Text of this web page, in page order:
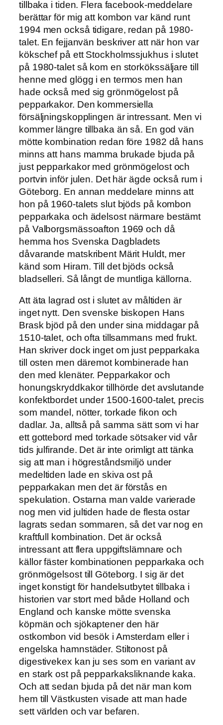
tillbaka i tiden. Flera facebook-meddelare
berättar för mig att kombon var känd runt
1994 men också tidigare, redan på 1980-
talet. En fejjanvän beskriver att när hon var
kökschef på ett Stockholmssjukhus i slutet
på 1980-talet så kom en storkökssäljare till
henne med glögg i en termos men han
hade också med sig grönmögelost på
pepparkakor. Den kommersiella
försäljningskopplingen är intressant. Men vi
kommer längre tillbaka än så. En god vän
mötte kombination redan före 1982 då hans
minns att hans mamma brukade bjuda på
just pepparkakor med grönmögelost och
portvin inför julen. Det här ägde också rum i
Göteborg. En annan meddelare minns att
hon på 1960-talets slut bjöds på kombon
pepparkaka och ädelsost närmare bestämt
på Valborgsmässoafton 1969 och då
hemma hos Svenska Dagbladets
dåvarande matskribent Märit Huldt, mer
känd som Hiram. Till det bjöds också
bladselleri. Så långt de muntliga källorna.
Att äta lagrad ost i slutet av måltiden är
inget nytt. Den svenske biskopen Hans
Brask bjöd på den under sina middagar på
1510-talet, och ofta tillsammans med frukt.
Han skriver dock inget om just pepparkaka
till osten men däremot kombinerade han
den med klenäter. Pepparkakor och
honungskryddkakor tillhörde det avslutande
konfektbordet under 1500-1600-talet, precis
som mandel, nötter, torkade fikon och
dadlar. Ja, alltså på samma sätt som vi har
ett gottebord med torkade sötsaker vid vår
tids julfirande. Det är inte orimligt att tänka
sig att man i högreståndsmiljö under
medeltiden lade en skiva ost på
pepparkakan men det är förstås en
spekulation. Ostarna man valde varierade
nog men vid jultiden hade de flesta ostar
lagrats sedan sommaren, så det var nog en
kraftfull kombination. Det är också
intressant att flera uppgiftslämnare och
källor fäster kombinationen pepparkaka och
grönmögelsost till Göteborg. I sig är det
inget konstigt för handelsutbytet tillbaka i
historien var stort med både Holland och
England och kanske mötte svenska
köpmän och sjökaptener den här
ostkombon vid besök i Amsterdam eller i
engelska hamnstäder. Stiltonost på
digestivekex kan ju ses som en variant av
en stark ost på pepparkaksliknande kaka.
Och att sedan bjuda på det när man kom
hem till Västkusten visade att man hade
sett världen och var befaren.